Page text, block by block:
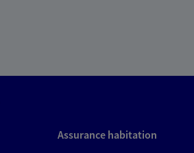
Assurance habitation